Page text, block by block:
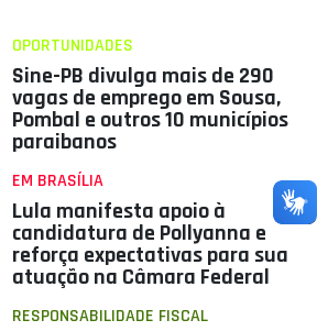
OPORTUNIDADES
Sine-PB divulga mais de 290
vagas de emprego em Sousa,
Pombal e outros 10 municípios
paraibanos
EM BRASÍLIA
Lula manifesta apoio à
candidatura de Pollyanna e
reforça expectativas para sua
atuação na Câmara Federal
RESPONSABILIDADE FISCAL